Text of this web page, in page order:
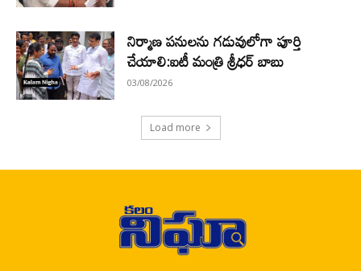
నిర్మాణ పనులను గడువులోగా పూర్తి
చేయాలి:ఐటీ మంత్రి శ్రీధర్ బాబు
03/08/2026
Load more